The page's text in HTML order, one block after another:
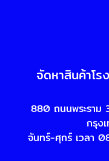
จัดหาสินค้าโ
880 ถนนพระราม
กรุง
จันทร์-ศุกร์ เวลา